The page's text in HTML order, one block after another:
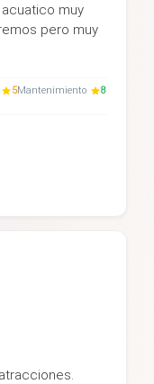
acuatico muy
pero muy
5Mantenimiento
8